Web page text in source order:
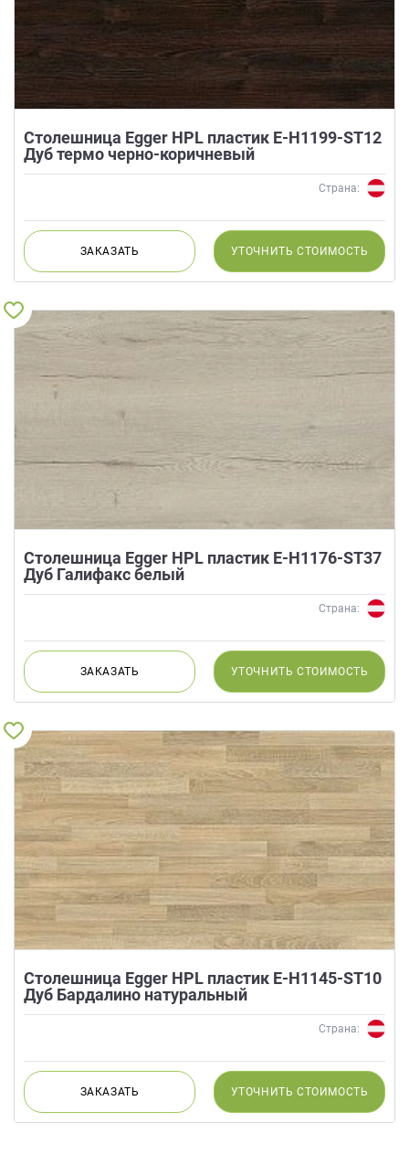
Столешница Egger HPL пластик E-H1199-ST12
Дуб термо черно-коричневый
Страна:
ЗАКАЗАТЬ УТОЧНИТЬ СТОИМОСТЬ
Столешница Egger HPL пластик E-H1176-ST37
Дуб Галифакс белый
Страна:
ЗАКАЗАТЬ УТОЧНИТЬ СТОИМОСТЬ
Столешница Egger HPL пластик E-H1145-ST10
Дуб Бардалино натуральный
Страна:
ЗАКАЗАТЬ УТОЧНИТЬ СТОИМОСТЬ